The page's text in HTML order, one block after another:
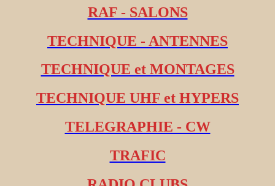
RAF - SALONS
TECHNIQUE - ANTENNES
TECHNIQUE et MONTAGES
TECHNIQUE UHF et HYPERS
TELEGRAPHIE - CW
TRAFIC